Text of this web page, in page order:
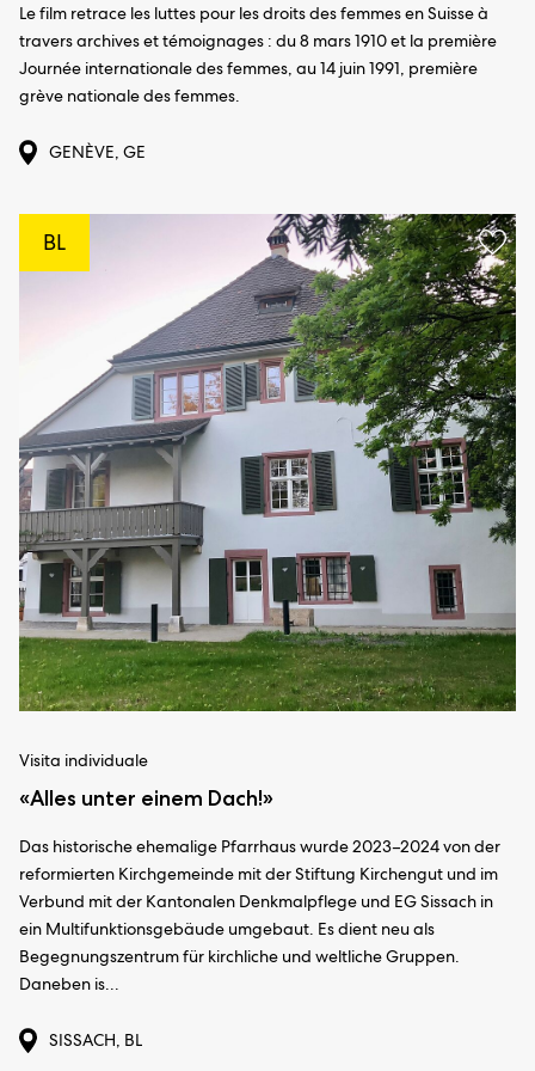
Le film retrace les luttes pour les droits des femmes en Suisse à
travers archives et témoignages : du 8 mars 1910 et la première
Journée internationale des femmes, au 14 juin 1991, première
grève nationale des femmes.
GENÈVE, GE
BL
Visita individuale
«Alles unter einem Dach!»
Das historische ehemalige Pfarrhaus wurde 2023–2024 von der
reformierten Kirchgemeinde mit der Stiftung Kirchengut und im
Verbund mit der Kantonalen Denkmalpflege und EG Sissach in
ein Multifunktionsgebäude umgebaut. Es dient neu als
Begegnungszentrum für kirchliche und weltliche Gruppen.
Daneben is...
SISSACH, BL